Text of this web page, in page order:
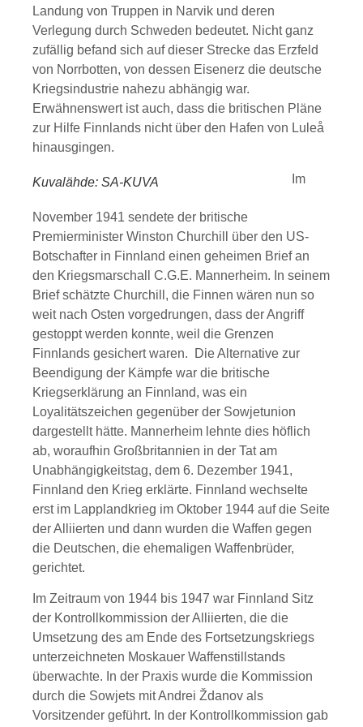
Landung von Truppen in Narvik und deren
Verlegung durch Schweden bedeutet. Nicht ganz
zufällig befand sich auf dieser Strecke das Erzfeld
von Norrbotten, von dessen Eisenerz die deutsche
Kriegsindustrie nahezu abhängig war.
Erwähnenswert ist auch, dass die britischen Pläne
zur Hilfe Finnlands nicht über den Hafen von Luleå
hinausgingen.
Kuvalähde: SA-KUVA Im
November 1941 sendete der britische
Premierminister Winston Churchill über den US-
Botschafter in Finnland einen geheimen Brief an
den Kriegsmarschall C.G.E. Mannerheim. In seinem
Brief schätzte Churchill, die Finnen wären nun so
weit nach Osten vorgedrungen, dass der Angriff
gestoppt werden konnte, weil die Grenzen
Finnlands gesichert waren. Die Alternative zur
Beendigung der Kämpfe war die britische
Kriegserklärung an Finnland, was ein
Loyalitätszeichen gegenüber der Sowjetunion
dargestellt hätte. Mannerheim lehnte dies höflich
ab, woraufhin Großbritannien in der Tat am
Unabhängigkeitstag, dem 6. Dezember 1941,
Finnland den Krieg erklärte. Finnland wechselte
erst im Lapplandkrieg im Oktober 1944 auf die Seite
der Alliierten und dann wurden die Waffen gegen
die Deutschen, die ehemaligen Waffenbrüder,
gerichtet.
Im Zeitraum von 1944 bis 1947 war Finnland Sitz
der Kontrollkommission der Alliierten, die die
Umsetzung des am Ende des Fortsetzungskriegs
unterzeichneten Moskauer Waffenstillstands
überwachte. In der Praxis wurde die Kommission
durch die Sowjets mit Andrei Ždanov als
Vorsitzender geführt. In der Kontrollkommission gab